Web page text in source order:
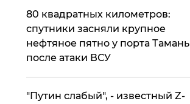
80 квадратных километров:
спутники засняли крупное
нефтяное пятно у порта Тамань
после атаки ВСУ
​"Путин слабый", - известный Z-